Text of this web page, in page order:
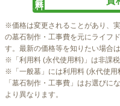
ペット共葬墓所の石塔価格に
※価格は変更されることがあり、
の墓石制作・工事費を元にライフ
す。最新の価格等を知りたい場合
※「利用料 (永代使用料)」は非課税
※「一般墓」には利用料 (永代使用
「墓石制作・工事費」はお選びに
より異なります。